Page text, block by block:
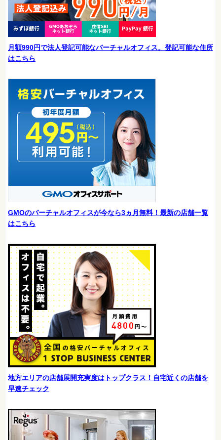
月額990円で法人登記可能なバーチャルオフィス。登記可能な住所
はこちら
GMOのバーチャルオフィスが今なら3ヵ月無料！最新の店舗一覧
はこちら
地方エリアの店舗展開充実度はトップクラス！自宅近くの店舗を
早速チェック